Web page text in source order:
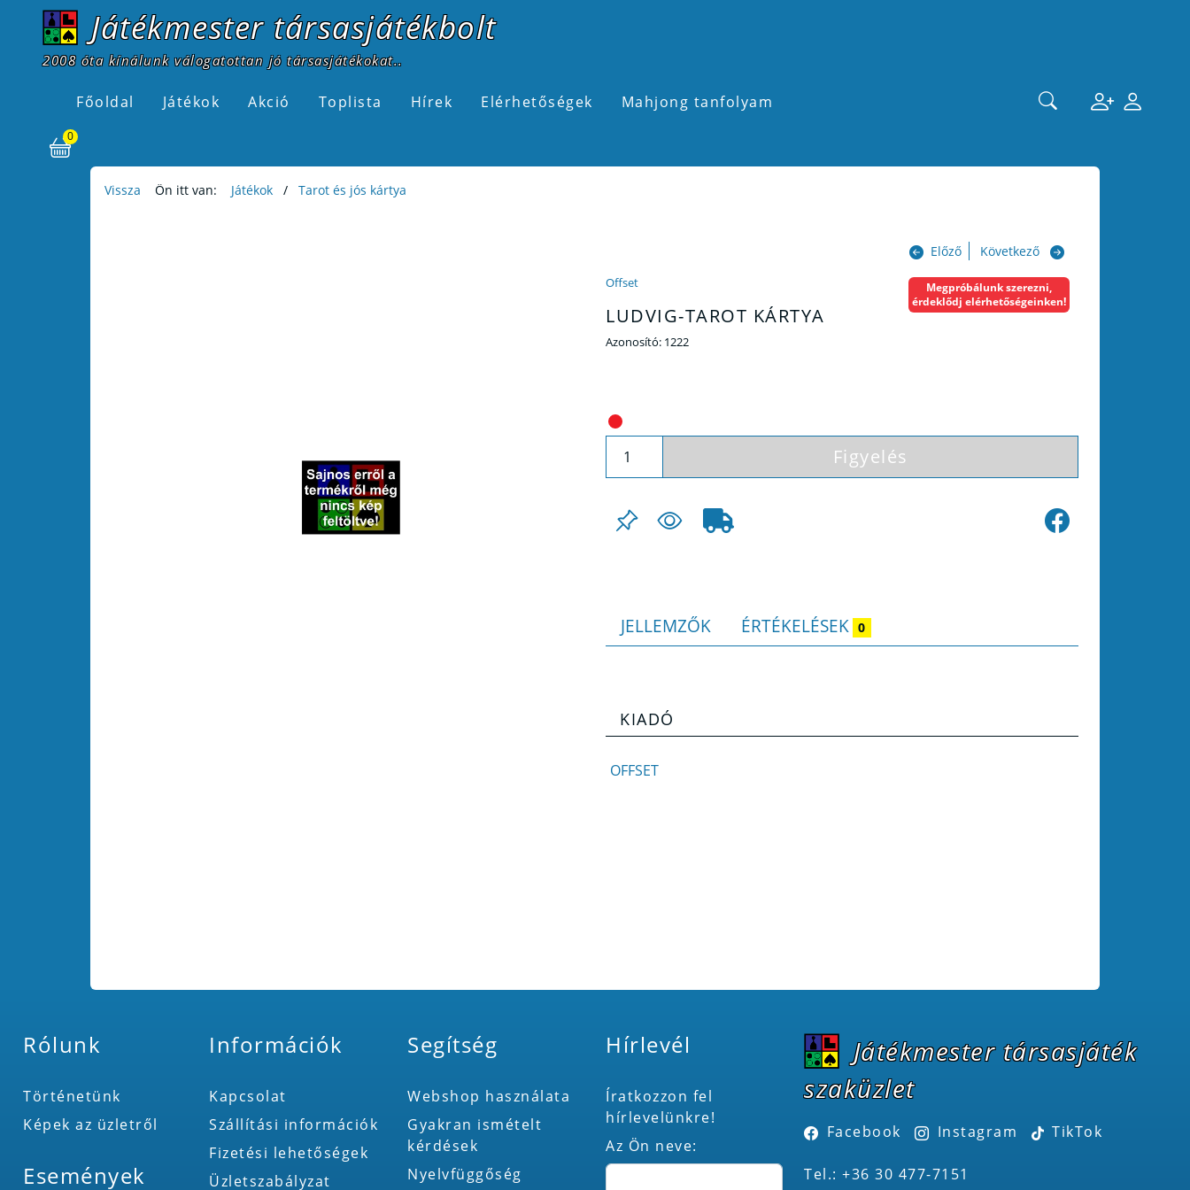
Játékmester társasjátékbolt
2008 óta kínálunk válogatottan jó társasjátékokat..
Főoldal Játékok Akció Toplista Hírek Elérhetőségek Mahjong tanfolyam
0
Vissza Ön itt van: Játékok Tarot és jós kártya
Előző Következő
Offset
LUDVIG-TAROT KÁRTYA
Azonosító: 1222
Megpróbálunk szerezni,
érdeklődj elérhetőségeinken!
Figyelés
JELLEMZŐK ÉRTÉKELÉSEK 0
KIADÓ
OFFSET
Rólunk
Történetünk
Képek az üzletről
Események
Információk
Kapcsolat
Szállítási információk
Fizetési lehetőségek
Üzletszabályzat
Segítség
Webshop használata
Gyakran ismételt
kérdések
Nyelvfüggőség
Hírlevél
Íratkozzon fel
hírlevelünkre!
Az Ön neve:
Játékmester társasjáték
szaküzlet
Facebook Instagram TikTok
Tel.: +36 30 477-7151